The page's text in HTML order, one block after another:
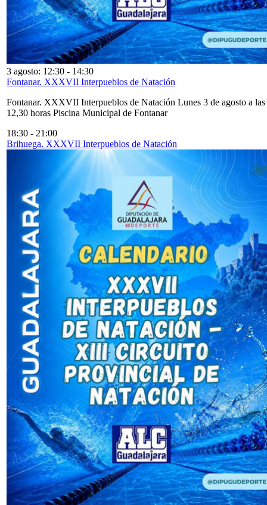
3 agosto: 12:30 - 14:30
Fontanar. XXXVII Interpueblos de Natación
Fontanar. XXXVII Interpueblos de Natación Lunes 3 de agosto a las
12,30 horas Piscina Municipal de Fontanar
18:30 - 21:00
Brihuega. XXXVII Interpueblos de Natación